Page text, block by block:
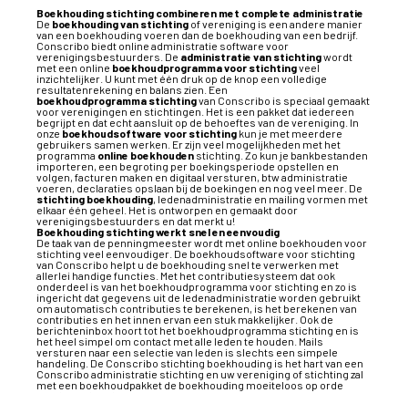
Boekhouding stichting combineren met complete administratie
De boekhouding van stichting of vereniging is een andere manier
van een boekhouding voeren dan de boekhouding van een bedrijf.
Conscribo biedt online administratie software voor
verenigingsbestuurders. De administratie van stichtingwordt
met een online boekhoudprogramma voor stichtingveel
inzichtelijker. U kunt met één druk op de knop een volledige
resultatenrekening en balans zien. Een
boekhoudprogramma stichtingvan Conscribo is speciaal gemaakt
voor verenigingen en stichtingen. Het is een pakket dat iedereen
begrijpt en dat echt aansluit op de behoeftes van de vereniging. In
onze boekhoudsoftware voor stichting kun je met meerdere
gebruikers samen werken. Er zijn veel mogelijkheden met het
programma online boekhouden stichting. Zo kun je bankbestanden
importeren, een begroting per boekingsperiode opstellen en
volgen, facturen maken en digitaal versturen, btw administratie
voeren, declaraties opslaan bij de boekingen en nog veel meer. De
stichting boekhouding , ledenadministratie en mailing vormen met
elkaar één geheel. Het is ontworpen en gemaakt door
verenigingsbestuurders en dat merkt u!
Boekhouding stichting werkt snel en eenvoudig
De taak van de penningmeester wordt met online boekhouden voor
stichting veel eenvoudiger. De boekhoudsoftware voor stichting
van Conscribo helpt u de boekhouding snel te verwerken met
allerlei handige functies. Met het contributiesysteem dat ook
onderdeel is van het boekhoudprogramma voor stichting en zo is
ingericht dat gegevens uit de ledenadministratie worden gebruikt
om automatisch contributies te berekenen, is het berekenen van
contributies en het innen ervan een stuk makkelijker. Ook de
berichteninbox hoort tot het boekhoudprogramma stichting en is
het heel simpel om contact met alle leden te houden. Mails
versturen naar een selectie van leden is slechts een simpele
handeling. De Conscribo stichting boekhouding is het hart van een
Conscribo administratie stichting en uw vereniging of stichting zal
met een boekhoudpakket de boekhouding moeiteloos op orde